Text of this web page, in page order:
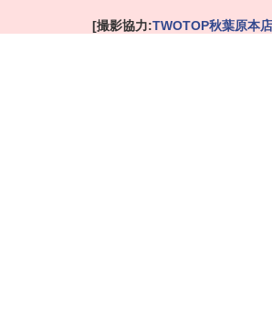
[撮影協力:TWOTOP秋葉原本店